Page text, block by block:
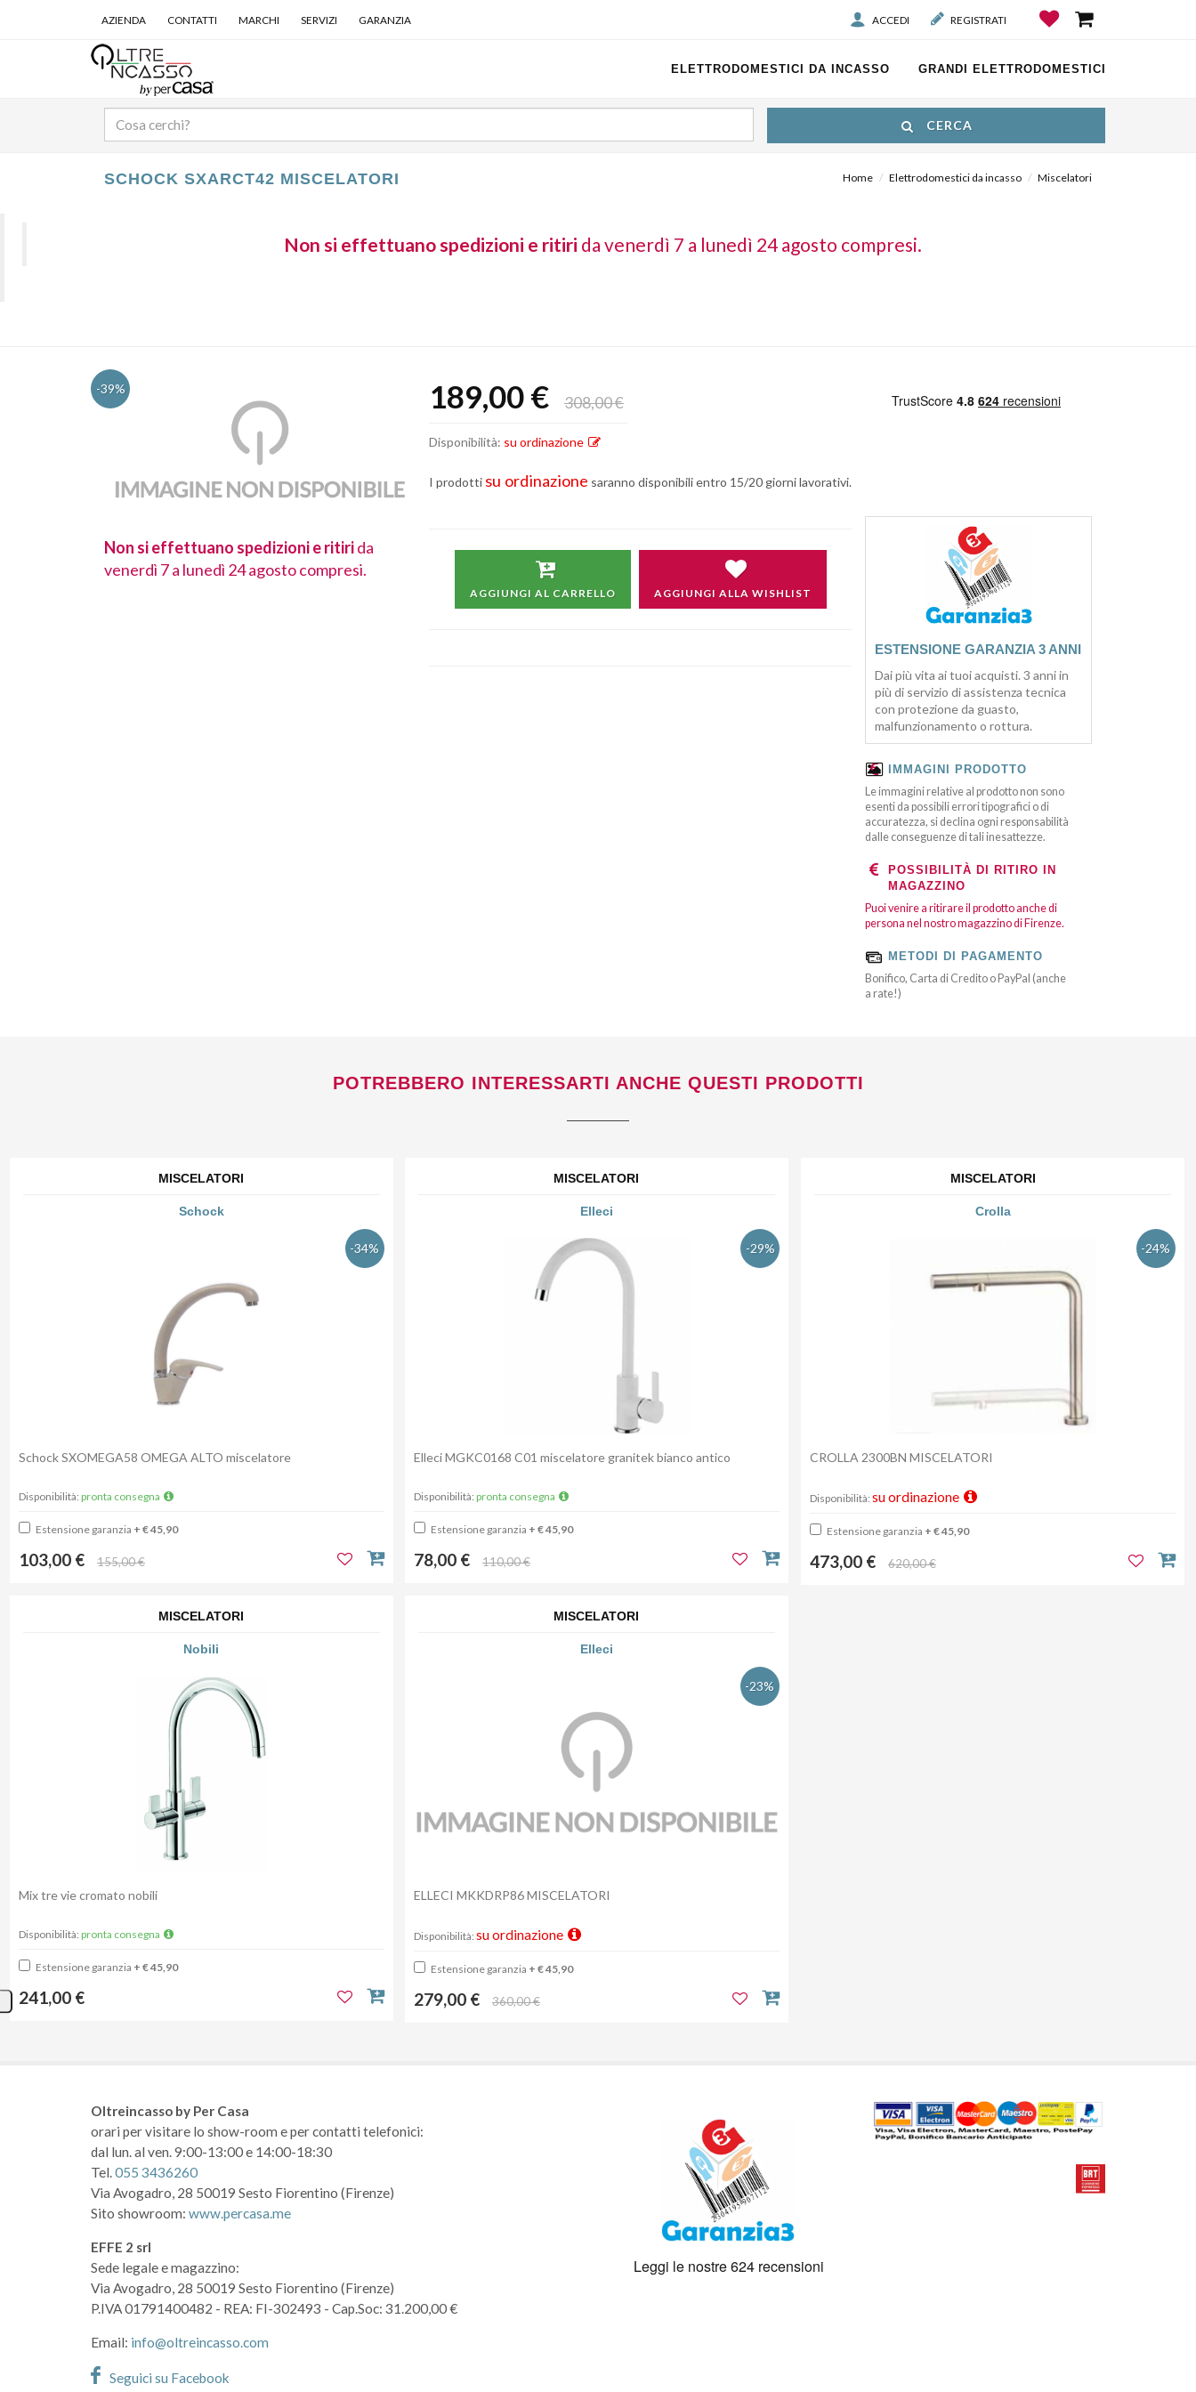
AZIENDA CONTATTI MARCHI SERVIZI GARANZIA ACCEDI REGISTRATI
ELETTRODOMESTICI DA INCASSO GRANDI ELETTRODOMESTICI
CERCA
SCHOCK SXARCT42 MISCELATORI Home Elettrodomestici da incasso Miscelatori
Non si effettuano spedizioni e ritiri da venerdì 7 a lunedì 24 agosto compresi.
-39%
Non si effettuano spedizioni e ritirida
venerdì 7 a lunedì 24 agosto compresi.
Non si effettuano spedizioni e ritirida
venerdì 7 a lunedì 24 agosto compresi.
189,00 € 308,00 €
Disponibilità: su ordinazione
I prodotti su ordinazione saranno disponibili entro 15/20 giorni lavorativi.
AGGIUNGI AL CARRELLO AGGIUNGI ALLA WISHLIST
ESTENSIONE GARANZIA 3 ANNI
Dai più vita ai tuoi acquisti. 3 anni in
più di servizio di assistenza tecnica
con protezione da guasto,
malfunzionamento o rottura.
IMMAGINI PRODOTTO
Le immagini relative al prodotto non sono
esenti da possibili errori tipografici o di
accuratezza, si declina ogni responsabilità
dalle conseguenze di tali inesattezze.
POSSIBILITÀ DI RITIRO IN
MAGAZZINO
Puoi venire a ritirare il prodotto anche di
persona nel nostro magazzino di Firenze.
METODI DI PAGAMENTO
Bonifico, Carta di Credito o PayPal (anche
a rate!)
POTREBBERO INTERESSARTI ANCHE QUESTI PRODOTTI
MISCELATORI
Schock
-34%
Schock SXOMEGA58 OMEGA ALTO miscelatore
Disponibilità: pronta consegna
Estensione garanzia + € 45,90
103,00 € 155,00 €
MISCELATORI
Elleci
-29%
Elleci MGKC0168 C01 miscelatore granitek bianco antico
Disponibilità: pronta consegna
Estensione garanzia + € 45,90
78,00 € 110,00 €
MISCELATORI
Crolla
-24%
CROLLA 2300BN MISCELATORI
Disponibilità: su ordinazione
Estensione garanzia + € 45,90
473,00 € 620,00 €
MISCELATORI
Nobili
Mix tre vie cromato nobili
Disponibilità: pronta consegna
Estensione garanzia + € 45,90
241,00 €
MISCELATORI
Elleci
-23%
ELLECI MKKDRP86 MISCELATORI
Disponibilità: su ordinazione
Estensione garanzia + € 45,90
279,00 € 360,00 €
Oltreincasso by Per Casa
orari per visitare lo show-room e per contatti telefonici:
dal lun. al ven. 9:00-13:00 e 14:00-18:30
Tel.055 3436260
Via Avogadro, 28 50019 Sesto Fiorentino (Firenze)
Sito showroom: www.percasa.me
EFFE 2 srl
Sede legale e magazzino:
Via Avogadro, 28 50019 Sesto Fiorentino (Firenze)
P.IVA 01791400482 - REA: FI-302493 - Cap.Soc: 31.200,00 €
Email: info@oltreincasso.com
Seguici su Facebook